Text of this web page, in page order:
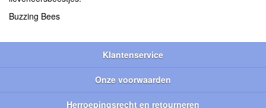
Buzzing Bees
Klantenservice
Onze voorwaarden
Herroepingsrecht en retourneren